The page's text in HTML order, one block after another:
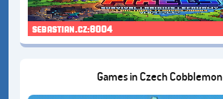
sebastian.cz:8004
Games in Czech Cobblemon